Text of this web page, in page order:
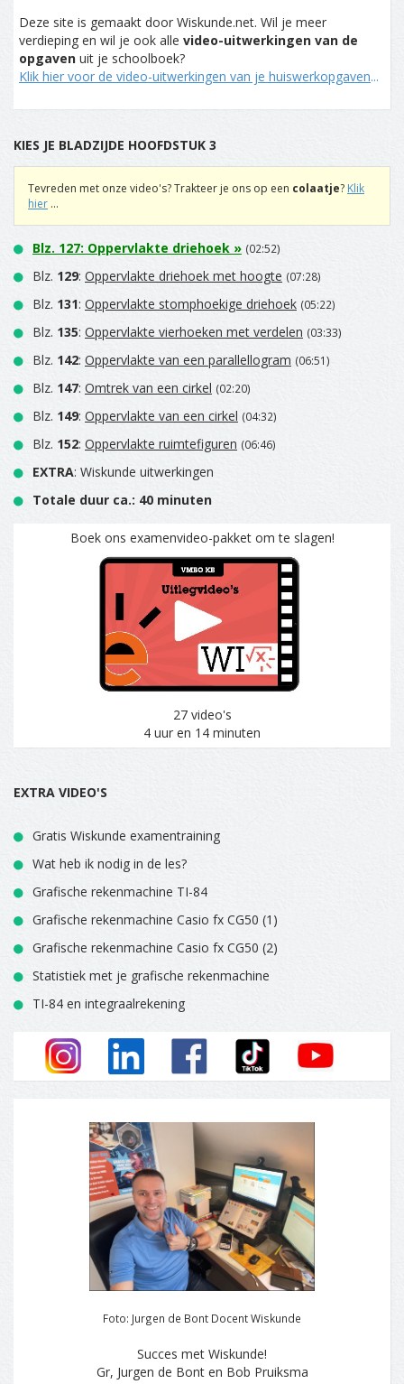
Deze site is gemaakt door Wiskunde.net. Wil je meer
verdieping en wil je ook alle video-uitwerkingen van de
opgaven uit je schoolboek?
Klik hier voor de video-uitwerkingen van je huiswerkopgaven...
KIES JE BLADZIJDE HOOFDSTUK 3
Tevreden met onze video's? Trakteer je ons op een colaatje? Klik
hier ...
Blz. 127: Oppervlakte driehoek » (02:52)
Blz. 129: Oppervlakte driehoek met hoogte (07:28)
Blz. 131: Oppervlakte stomphoekige driehoek (05:22)
Blz. 135: Oppervlakte vierhoeken met verdelen (03:33)
Blz. 142: Oppervlakte van een parallellogram (06:51)
Blz. 147: Omtrek van een cirkel (02:20)
Blz. 149: Oppervlakte van een cirkel (04:32)
Blz. 152: Oppervlakte ruimtefiguren (06:46)
EXTRA: Wiskunde uitwerkingen
Totale duur ca.: 40 minuten
Boek ons examenvideo-pakket om te slagen!
27 video's
4 uur en 14 minuten
EXTRA VIDEO'S
Gratis Wiskunde examentraining
Wat heb ik nodig in de les?
Grafische rekenmachine TI-84
Grafische rekenmachine Casio fx CG50 (1)
Grafische rekenmachine Casio fx CG50 (2)
Statistiek met je grafische rekenmachine
TI-84 en integraalrekening
Foto: Jurgen de Bont Docent Wiskunde
Succes met Wiskunde!
Gr, Jurgen de Bont en Bob Pruiksma